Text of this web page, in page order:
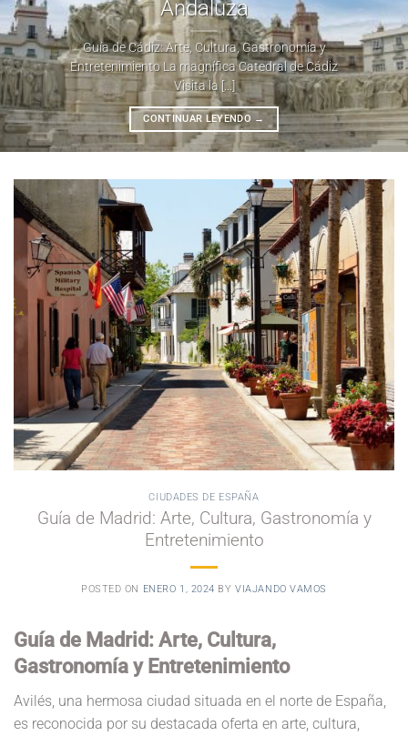
Andaluza
Guía de Cádiz: Arte, Cultura, Gastronomía y
Entretenimiento La magnífica Catedral de Cádiz
Visita la [...]
CONTINUAR LEYENDO →
CIUDADES DE ESPAÑA
Guía de Madrid: Arte, Cultura, Gastronomía y
Entretenimiento
POSTED ON ENERO 1, 2024 BYVIAJANDO VAMOS
Guía de Madrid: Arte, Cultura,
Gastronomía y Entretenimiento
Avilés, una hermosa ciudad situada en el norte de España,
es reconocida por su destacada oferta en arte, cultura,